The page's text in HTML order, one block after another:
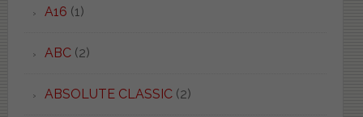
A16 (1)
ABC(2)
ABSOLUTE CLASSIC(2)